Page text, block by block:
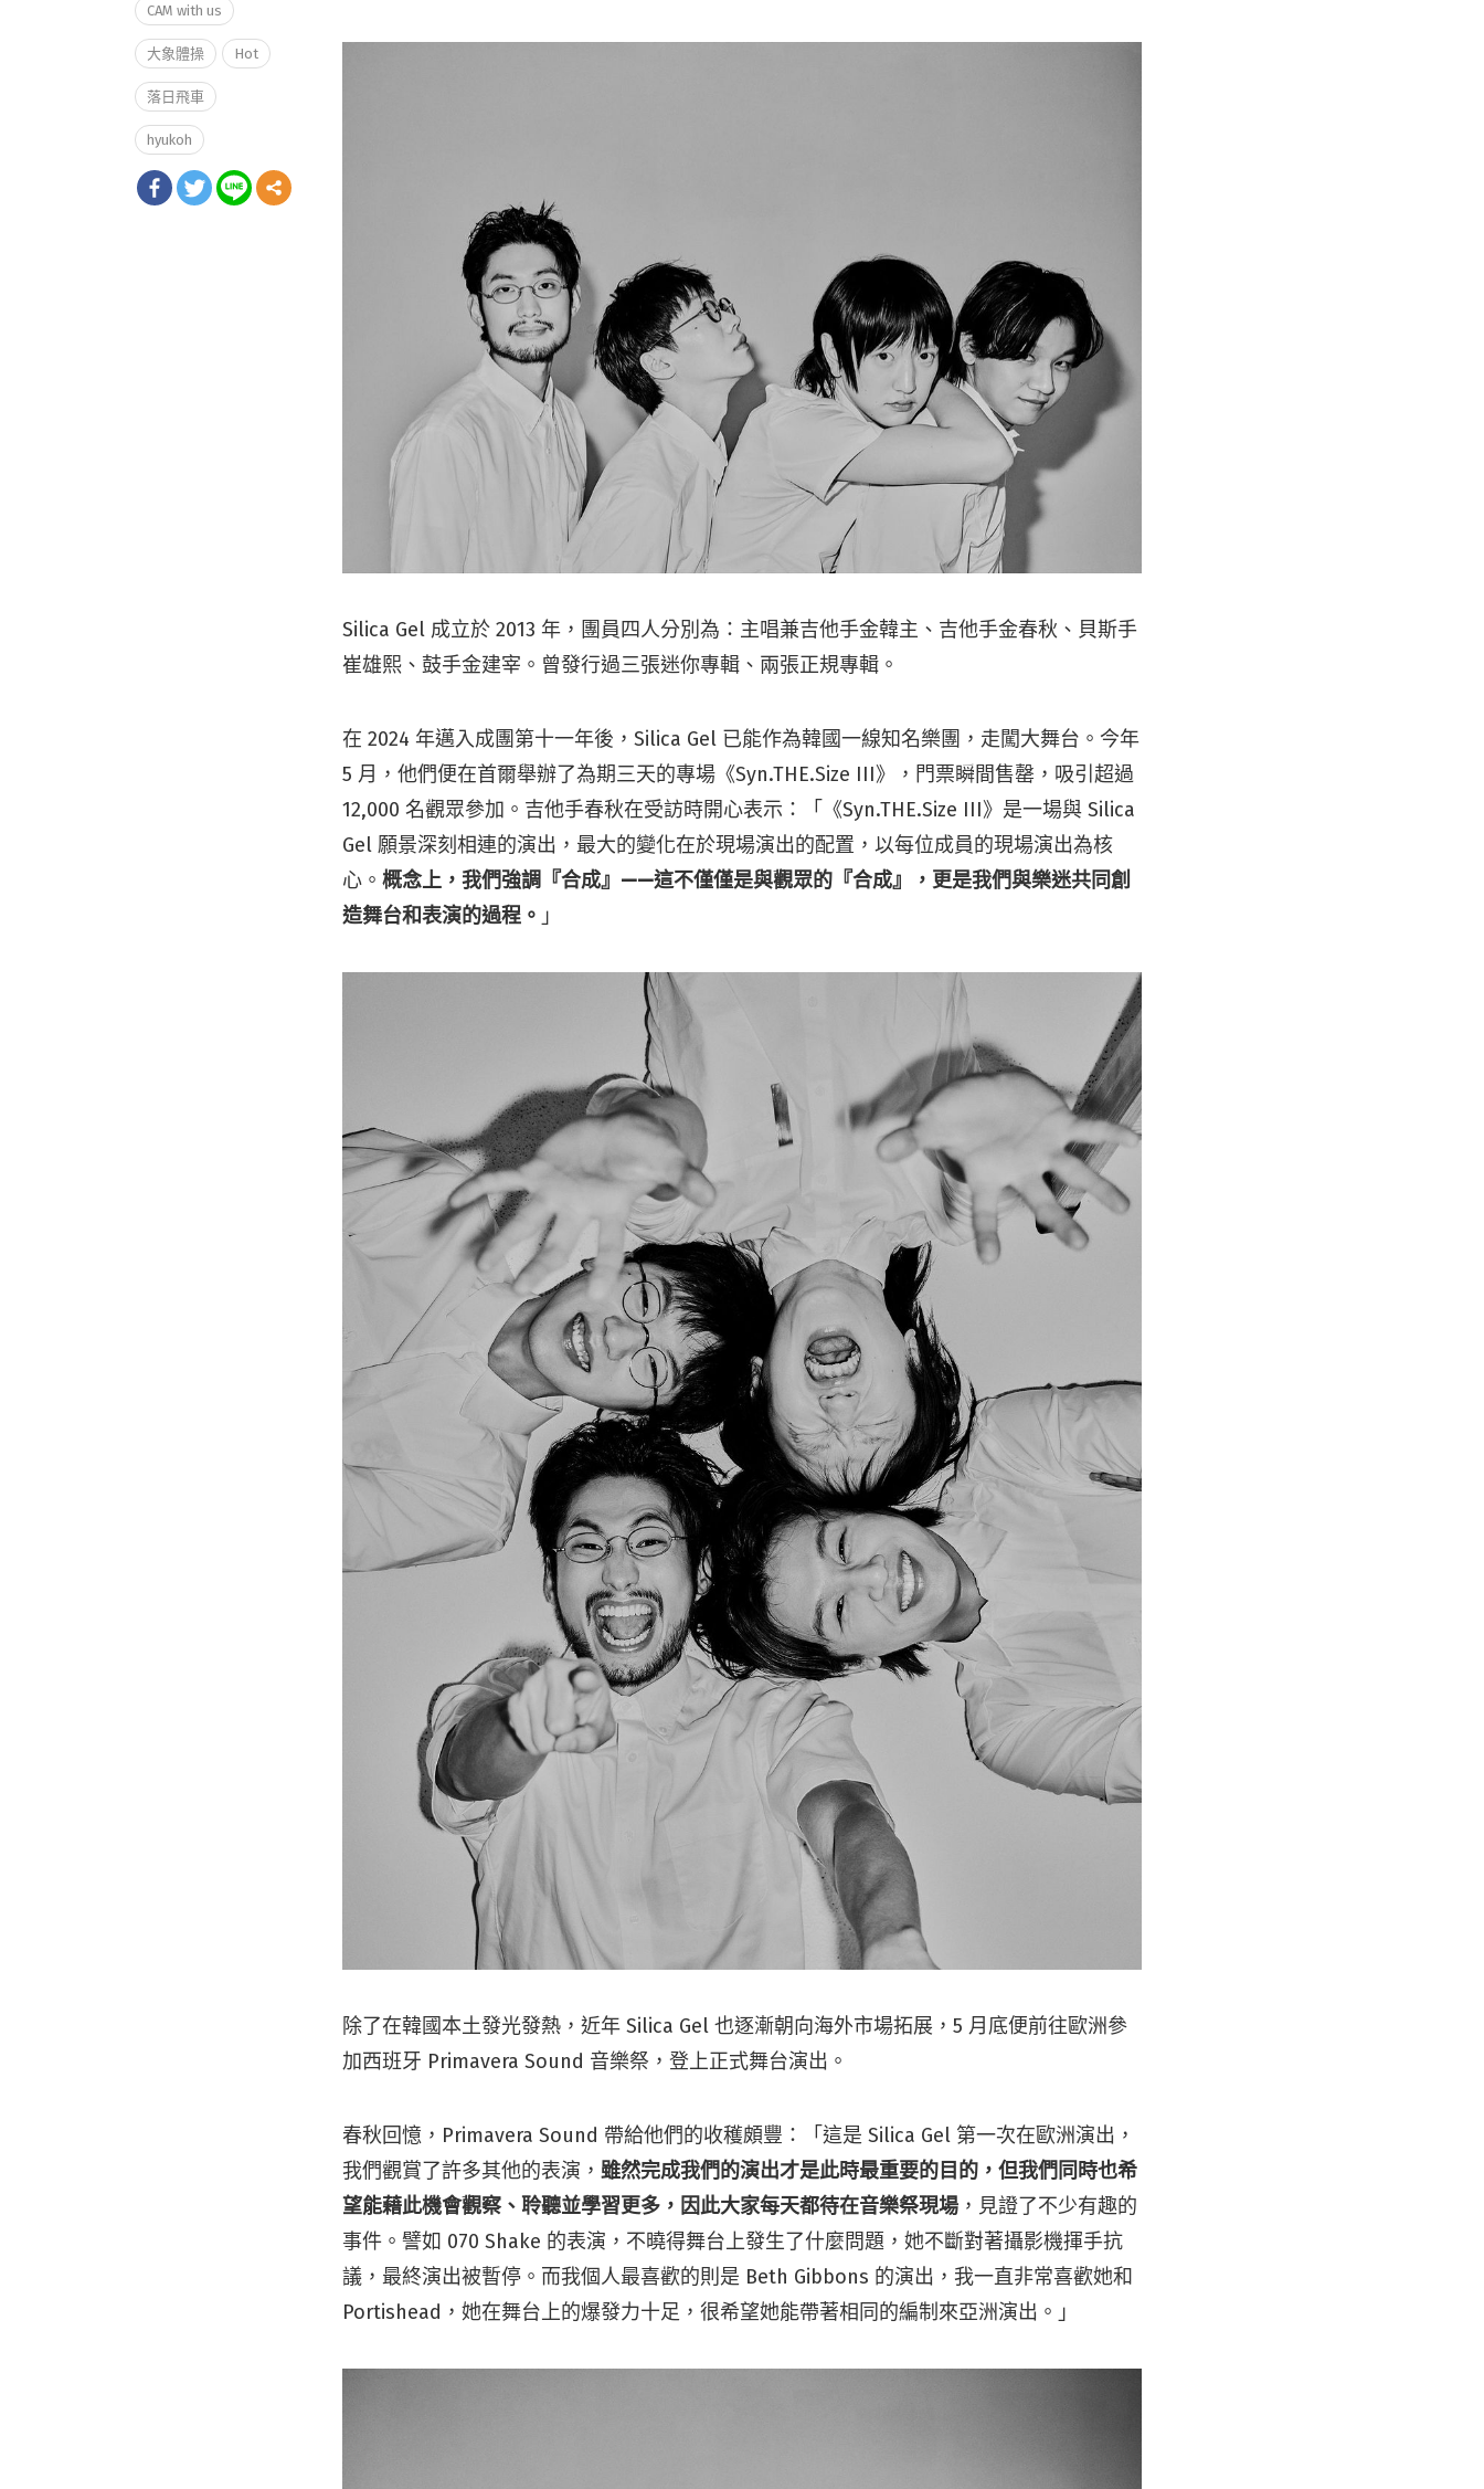
Silica Gel 成立於 2013 年，團員四人分別為：主唱兼吉他手金韓主、吉他手金春秋、貝斯手
崔雄熙、鼓手金建宰。曾發行過三張迷你專輯、兩張正規專輯。
在 2024 年邁入成團第十一年後，Silica Gel 已能作為韓國一線知名樂團，走闖大舞台。今年
5 月，他們便在首爾舉辦了為期三天的專場《Syn.THE.Size III》，門票瞬間售罄，吸引超過
12,000 名觀眾參加。吉他手春秋在受訪時開心表示：「《Syn.THE.Size III》是一場與 Silica
Gel 願景深刻相連的演出，最大的變化在於現場演出的配置，以每位成員的現場演出為核
心。概念上，我們強調『合成』——這不僅僅是與觀眾的『合成』，更是我們與樂迷共同創
造舞台和表演的過程。 」
除了在韓國本土發光發熱，近年 Silica Gel 也逐漸朝向海外市場拓展，5 月底便前往歐洲參
加西班牙 Primavera Sound 音樂祭，登上正式舞台演出。
春秋回憶，Primavera Sound 帶給他們的收穫頗豐：「這是 Silica Gel 第一次在歐洲演出，
我們觀賞了許多其他的表演，雖然完成我們的演出才是此時最重要的目的，但我們同時也希
望能藉此機會觀察、聆聽並學習更多，因此大家每天都待在音樂祭現場 ，見證了不少有趣的
事件。譬如 070 Shake 的表演，不曉得舞台上發生了什麼問題，她不斷對著攝影機揮手抗
議，最終演出被暫停。而我個人最喜歡的則是 Beth Gibbons 的演出，我一直非常喜歡她和
Portishead，她在舞台上的爆發力十足，很希望她能帶著相同的編制來亞洲演出。」
CAM with us
大象體操 Hot
落日飛車
hyukoh